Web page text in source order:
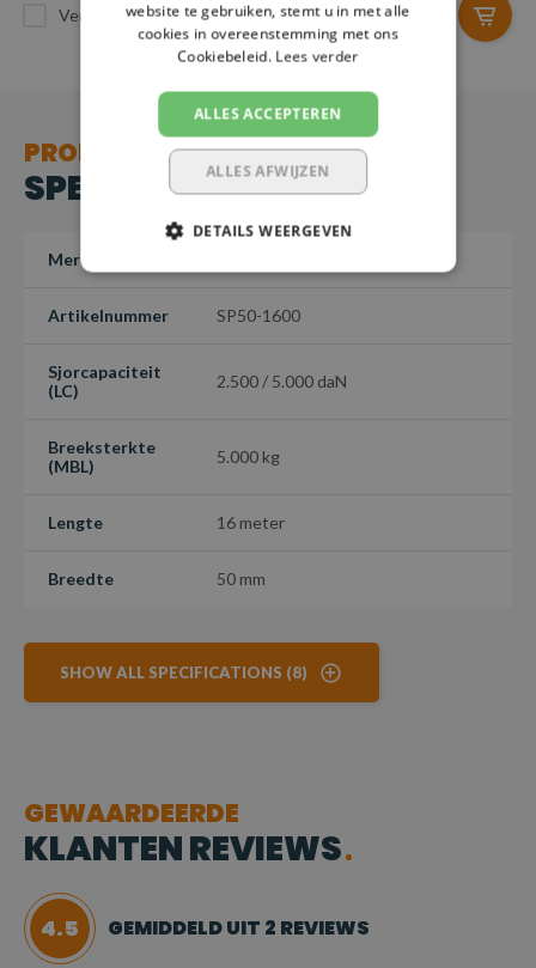
Vergelijk Vergelijk
PRODUCT
SPECIFICATIES
Merk
Artikelnummer SP50-1600
Sjorcapaciteit
(LC)
2.500 / 5.000 daN
Breeksterkte
(MBL)
5.000 kg
Lengte 16 meter
Breedte 50 mm
SHOW ALL SPECIFICATIONS (8)
GEWAARDEERDE
KLANTEN REVIEWS
4.5 GEMIDDELD UIT 2 REVIEWS
website te gebruiken, stemt u in met alle
cookies in overeenstemming met ons
Cookiebeleid. Lees verder
ALLES ACCEPTEREN
ALLES AFWIJZEN
DETAILS WEERGEVEN